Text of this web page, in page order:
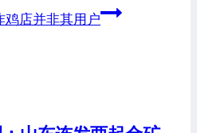
鸡店并非其用户